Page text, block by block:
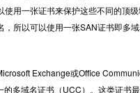
用一张证书来保护这些不同的顶级
，所以可以使用一张SAN证书即多
Exchange或Office
的多域名证书（UCC）。这类证书